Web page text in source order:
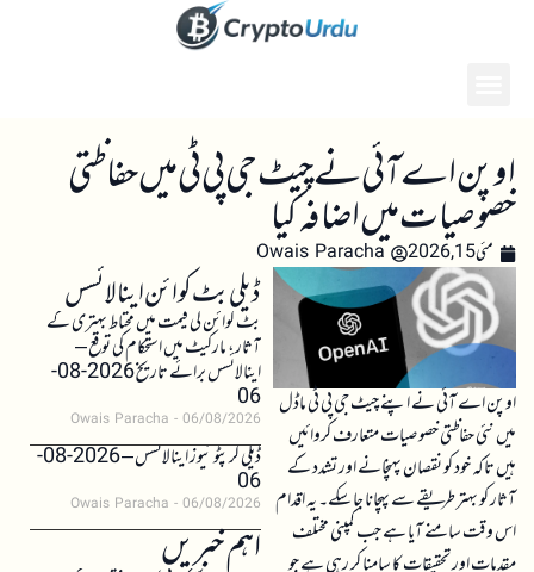
اوپن اے آئی نے چیٹ جی پی ٹی میں حفاظتی
خصوصیات میں اضافہ کیا
مئی 15, 2026 Owais Paracha
اوپن اے آئی نے اپنے چیٹ جی پی ٹی ماڈل
میں نئی حفاظتی خصوصیات متعارف کروائیں
ہیں تاکہ خود کو نقصان پہنچانے اور تشدد کے
آثار کو بہتر طریقے سے پہچانا جا سکے۔ یہ اقدام
اس وقت سامنے آیا ہے جب کمپنی مختلف
ڈیلی بٹ کوائن اینالائسس
بٹ کوائن کی قیمت میں محتاط بہتری کے
آثار، مارکیٹ میں استحکام کی توقع –
اینالائسس برائے تاریخ 2026-08-
06
Owais Paracha 06/08/2026
ڈیلی کرپٹو نیوز اینالائسس – 2026-08-
06
Owais Paracha 06/08/2026
اہم خبریں